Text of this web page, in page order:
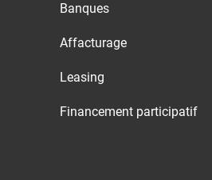
Banques
Affacturage
Leasing
Financement participatif